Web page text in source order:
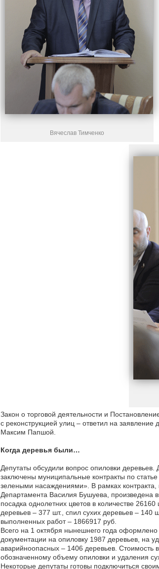
Вячеслав Тимченко
Закон о торговой деятельности и
с реконструкцией улиц – ответил на
Максим Папшой.
Когда деревья были…
Депутаты обсудили вопрос опиловки
заключены муниципальные контракты по
зелеными насаждениями». В рамках контракта,
Департамента Василия Бушуева, произведена
посадка однолетних цветов в количестве
деревьев – 377 шт., спил сухих деревьев –
выполненных работ – 1866917 руб.
Всего на 1 октября нынешнего года
документации на опиловку 1987 деревьев, на
аварийноопасных – 1406 деревьев. Стоимость
обозначенному объему опиловки и удаления
Некоторые депутаты готовы подключиться